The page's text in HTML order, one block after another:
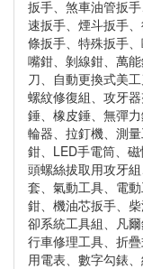
扳手、煞車油管扳
速扳手、煙斗扳手
條扳手、特殊扳手
嘴鉗、剝線鉗、萬
刀、自動更換式美
螺紋修復組、攻牙
錘、橡皮錘、無彈
輪器、拉釘機、測
鉗、LED手電筒、
頭螺絲拔取用攻牙
套、氣動工具、電
鉗、機油芯扳手、
卻系統工具組、凡
行車修理工具、折
用電表、數字勾錶